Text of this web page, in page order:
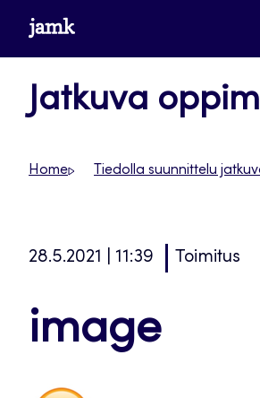
Siirrywww.jamk.fi
Jatkuva
Home Tiedolla suunnittelu
28.5.2021 | 11:39 Toimitus
image